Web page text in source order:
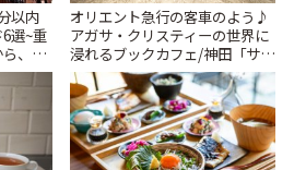
以内
選~重
、改
| こと
オリエント急行の客車のよう♪
アガサ・クリスティーの世界に
浸れるブックカフェ/神田「サロ
ンクリスティ」 | ことりっぷ